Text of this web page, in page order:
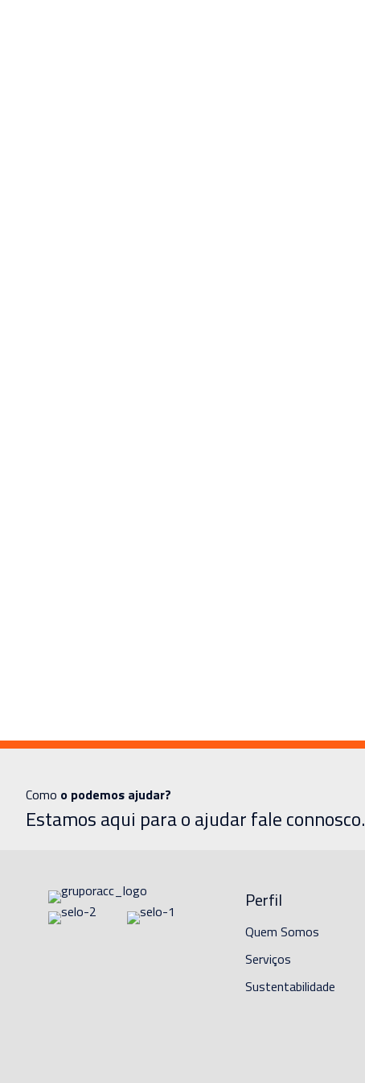
Como o podemos ajudar?
Estamos aqui para o ajudar fale connosco.
Perfil
Quem Somos
Serviços
Sustentabilidade